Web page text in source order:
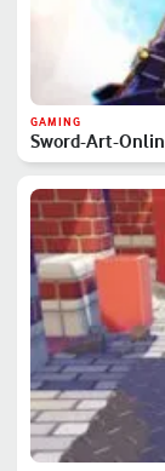
GAMING
Sword-Art-